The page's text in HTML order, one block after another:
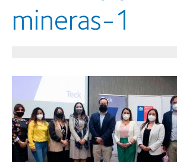
mineras-1